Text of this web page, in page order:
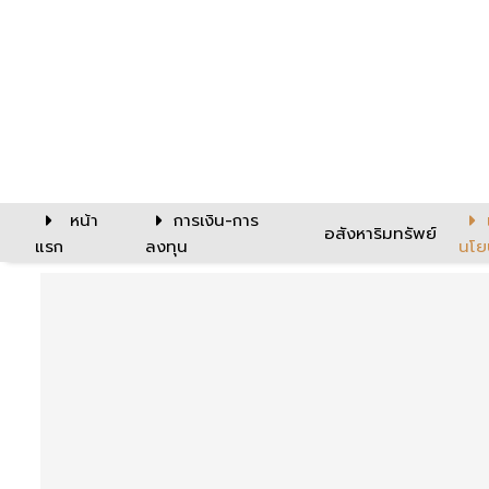
หน้า
แรก
การเงิน-การ
ลงทุน
อสังหาริมทรัพย์
นโ